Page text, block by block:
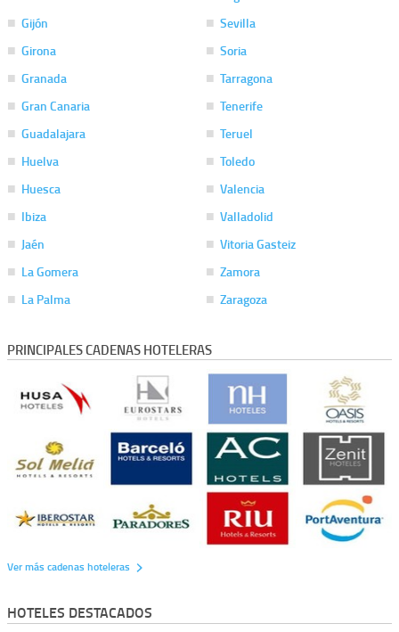
Gijón
Girona
Granada
Gran Canaria
Guadalajara
Huelva
Huesca
Ibiza
Jaén
La Gomera
La Palma
Sevilla
Soria
Tarragona
Tenerife
Teruel
Toledo
Valencia
Valladolid
Vitoria Gasteiz
Zamora
Zaragoza
PRINCIPALES CADENAS HOTELERAS
Ver más cadenas hoteleras
HOTELES DESTACADOS